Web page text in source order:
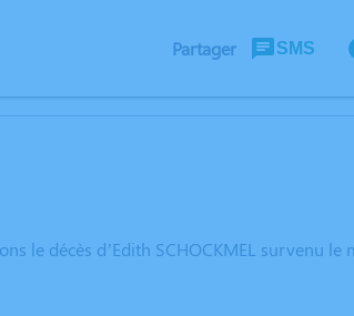
Partager SMS
le décès d’Edith SCHOCKMEL survenu